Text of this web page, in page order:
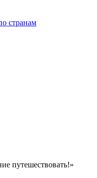
странам
путешествовать!»